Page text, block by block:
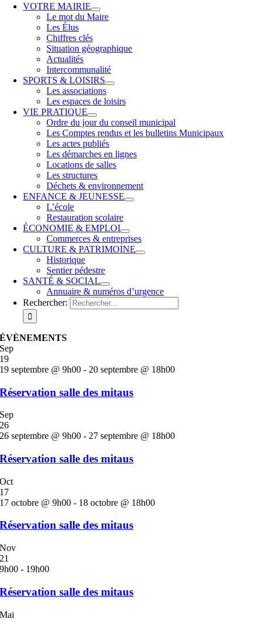
VOTRE MAIRIE
Le mot du Maire
Les Élus
Chiffres clés
Situation géographique
Actualités
Intercommunalité
SPORTS & LOISIRS
Les associations
Les espaces de loisirs
VIE PRATIQUE
Ordre du jour du conseil municipal
Les Comptes rendus et les bulletins Municipaux
Les actes publiés
Les démarches en lignes
Locations de salles
Les structures
Déchets & environnement
ENFANCE & JEUNESSE
L’école
Restauration scolaire
ÉCONOMIE & EMPLOI
Commerces & entreprises
CULTURE & PATRIMOINE
Historique
Sentier pédestre
SANTÉ & SOCIAL
Annuaire & numéros d’urgence
Rechercher:
ÉVÈNEMENTS
Sep
19
19 septembre @ 9h00 - 20 septembre @ 18h00
Réservation salle des mitaus
Sep
26
26 septembre @ 9h00 - 27 septembre @ 18h00
Réservation salle des mitaus
Oct
17
17 octobre @ 9h00 - 18 octobre @ 18h00
Réservation salle des mitaus
Nov
21
9h00 - 19h00
Réservation salle des mitaus
Mai